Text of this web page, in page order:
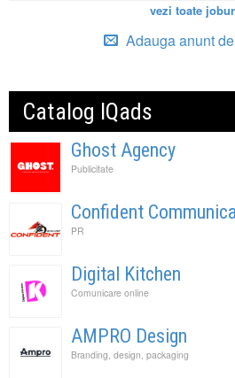
vezi toate
Adauga anunt
Catalog IQads
Ghost Agency
Publicitate
Confident
PR
Digital Kitchen
Comunicare online
AMPRO Design
Branding, design, packaging